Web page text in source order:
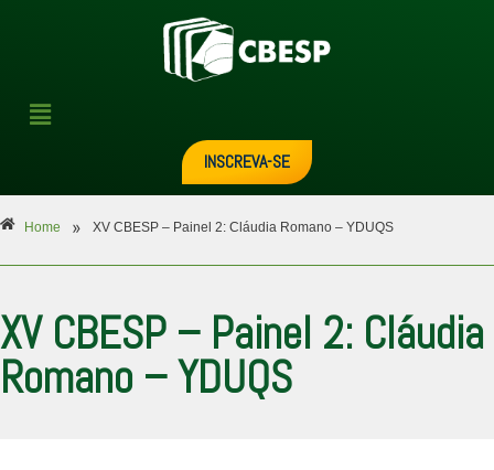
INSCREVA-SE
Home » XV CBESP – Painel 2: Cláudia Romano – YDUQS
XV CBESP – Painel 2: Cláudia
Romano – YDUQS